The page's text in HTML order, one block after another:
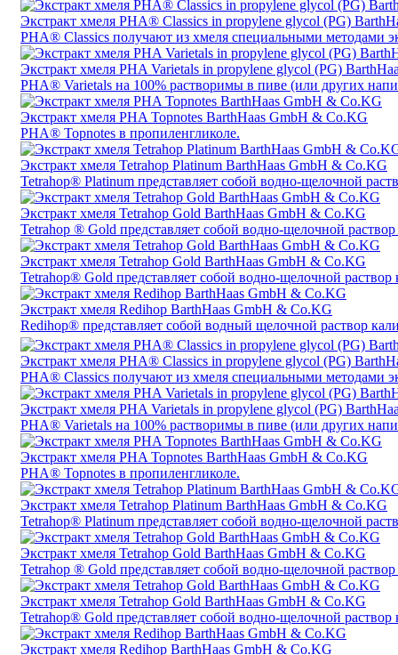
Экстракт хмеля PHA® Classics in propylene glycol (PG)
PHA® Classics получают из хмеля специальными методами
Экстракт хмеля PHA Varietals in propylene glycol (PG)
PHA® Varietals на 100% растворимы в пиве (или других
Экстракт хмеля PHA Topnotes BarthHaas GmbH & Co.KG
PHA® Topnotes в пропиленгликоле.
Экстракт хмеля Tetrahop Platinum BarthHaas GmbH & Co.KG
Tetrahop® Platinum представляет собой водно-щелочной
Экстракт хмеля Tetrahop Gold BarthHaas GmbH & Co.KG
Tetrahop ® Gold представляет собой водно-щелочной
Экстракт хмеля Tetrahop Gold BarthHaas GmbH & Co.KG
Tetrahop® Gold представляет собой водно-щелочной раствор
Экстракт хмеля Redihop BarthHaas GmbH & Co.KG
Redihop® представляет собой водный щелочной раствор
Экстракт хмеля PHA® Classics in propylene glycol (PG)
PHA® Classics получают из хмеля специальными методами
Экстракт хмеля PHA Varietals in propylene glycol (PG)
PHA® Varietals на 100% растворимы в пиве (или других
Экстракт хмеля PHA Topnotes BarthHaas GmbH & Co.KG
PHA® Topnotes в пропиленгликоле.
Экстракт хмеля Tetrahop Platinum BarthHaas GmbH & Co.KG
Tetrahop® Platinum представляет собой водно-щелочной
Экстракт хмеля Tetrahop Gold BarthHaas GmbH & Co.KG
Tetrahop ® Gold представляет собой водно-щелочной
Экстракт хмеля Tetrahop Gold BarthHaas GmbH & Co.KG
Tetrahop® Gold представляет собой водно-щелочной раствор
Экстракт хмеля Redihop BarthHaas GmbH & Co.KG